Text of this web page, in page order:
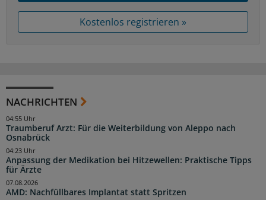
Kostenlos registrieren »
NACHRICHTEN
Traumberuf Arzt: Für die Weiterbildung von Aleppo nach
Osnabrück
04:55 Uhr
Anpassung der Medikation bei Hitzewellen: Praktische Tipps
für Ärzte
04:23 Uhr
AMD: Nachfüllbares Implantat statt Spritzen
07.08.2026